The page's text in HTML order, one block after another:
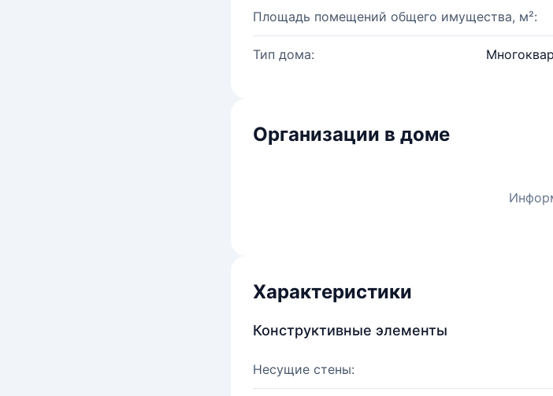
Площадь помещений общего имущества, м²:
Тип дома:
Организации в доме
Характеристики
Конструктивные элементы
Несущие стены: